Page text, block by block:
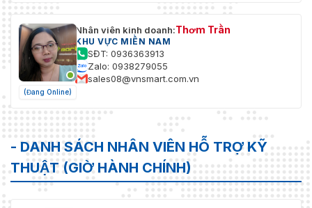
(Đang Online)
Nhân viên kinh doanh:Thơm Trần
KHU VỰC MIỀN NAM
SĐT: 0936363913
Zalo: 0938279055
sales08@vnsmart.com.vn
- DANH SÁCH NHÂN VIÊN HỖ TRỢ KỸ
THUẬT (GIỜ HÀNH CHÍNH)